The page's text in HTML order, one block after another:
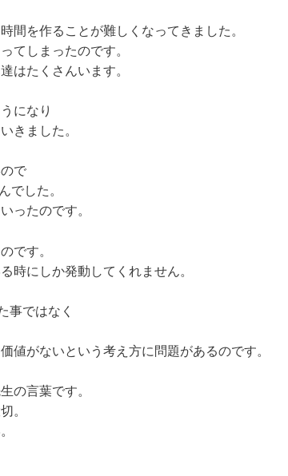
間を作ることが難しくなってきました。
てしまったのです。
はたくさんいます。
になり
きました。
で
でした。
ったのです。
です。
時にしか発動してくれません。
事ではなく
値がないという考え方に問題があるのです。
の言葉です。
。